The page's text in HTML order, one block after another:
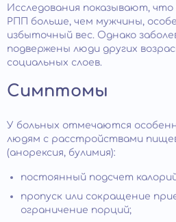
Исследования показывают,
РПП больше, чем мужчины,
избыточный вес. Однако
подвержены люди других
социальных слоев.
Симптомы
У больных отмечаются
людям с расстройствами
(анорексия, булимия):
постоянный подсчет
пропуск или сокращение
ограничение порций;